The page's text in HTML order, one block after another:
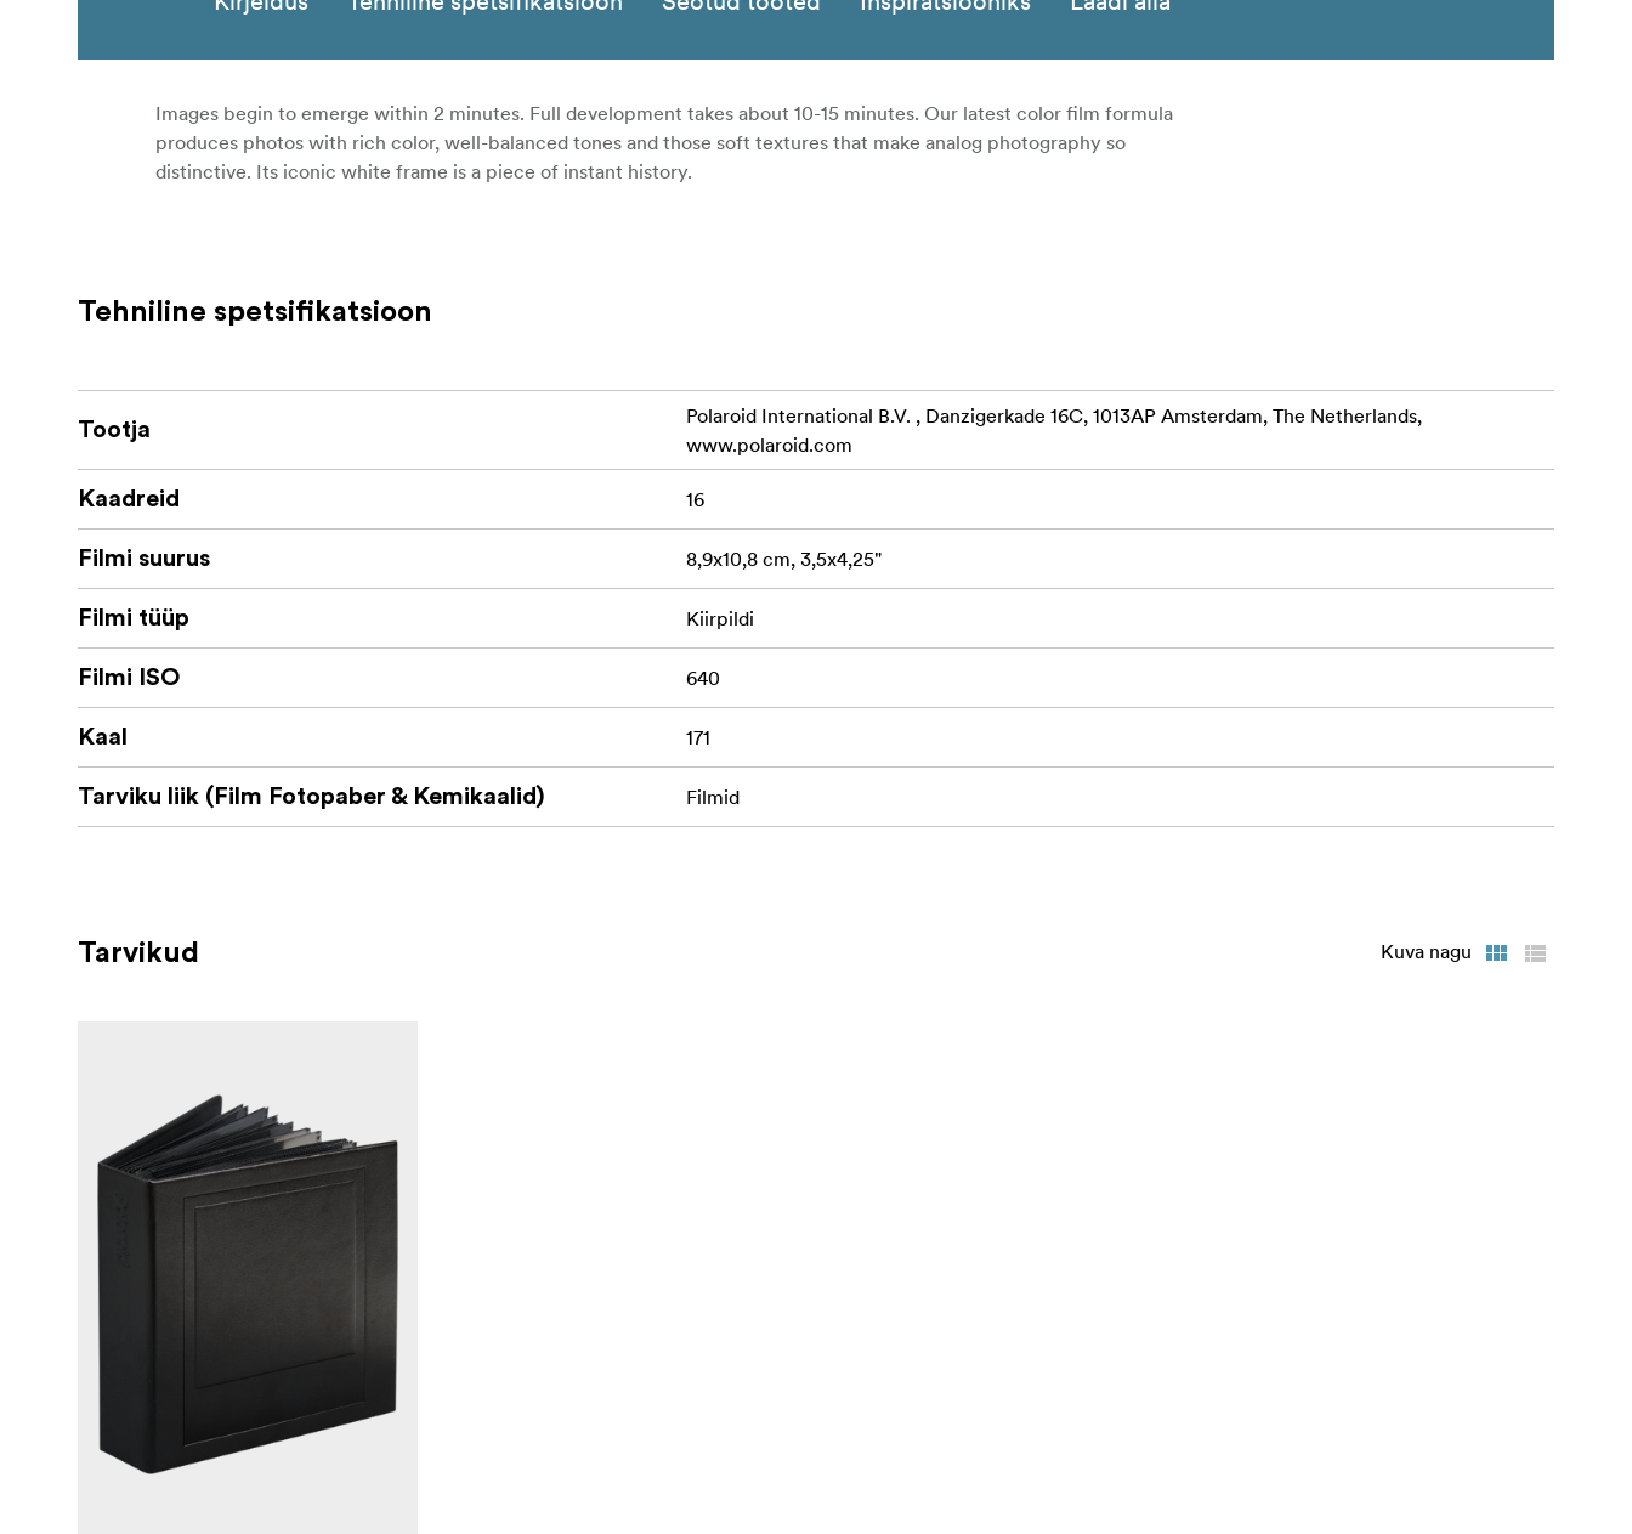
Images begin to emerge within 2 minutes. Full development takes about 10-15 minutes. Our latest color film formula
produces photos with rich color, well-balanced tones and those soft textures that make analog photography so
distinctive. Its iconic white frame is a piece of instant history.
Tehniline spetsifikatsioon
Tootja
Polaroid International B.V. , Danzigerkade 16C, 1013AP Amsterdam, The Netherlands,
www.polaroid.com
Kaadreid 16
Filmi suurus 8,9x10,8 cm, 3,5x4,25"
Filmi tüüp Kiirpildi
Filmi ISO 640
Kaal 171
Tarviku liik (Film Fotopaber & Kemikaalid) Filmid
Tarvikud Kuva nagu